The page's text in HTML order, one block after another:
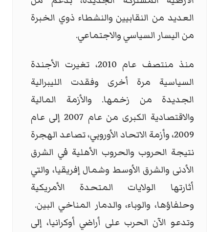
العديد من النقابيين والنشطاء ذوي الخبرة
من اليسار السياسي والاجتماعي.
منذ منتصف عام 2010، تغيرت الأجندة
السياسية مرة أخرى وفقدت الليبرالية
الجديدة من زخمها. والأزمة المالية
والاقتصادية الكبرى من عام 2007 إلى عام
2009، وأزمة الاتحاد الأوروبي، تصاعد الهجرة
نتيجة الحروب والحروب الأهلية في الشرق
الأدنى والشرق الأوسط وشمال إفريقيا، والتي
أثارتها الولايات المتحدة الأمريكية
وحلفاؤها، والوباء، والدمار المناخي البين.
وتدعو الآن الحرب على أراضي أوكرانيا، إلى